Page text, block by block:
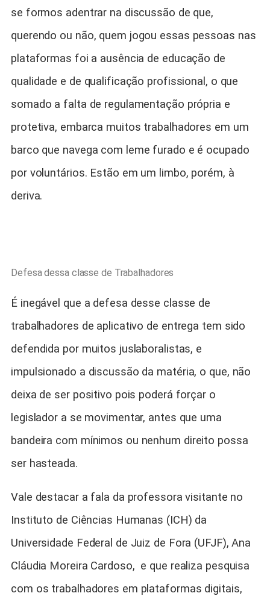
se formos adentrar na discussão de que,
querendo ou não, quem jogou essas pessoas nas
plataformas foi a ausência de educação de
qualidade e de qualificação profissional, o que
somado a falta de regulamentação própria e
protetiva, embarca muitos trabalhadores em um
barco que navega com leme furado e é ocupado
por voluntários. Estão em um limbo, porém, à
deriva.
Defesa dessa classe de Trabalhadores
É inegável que a defesa desse classe de
trabalhadores de aplicativo de entrega tem sido
defendida por muitos juslaboralistas, e
impulsionado a discussão da matéria, o que, não
deixa de ser positivo pois poderá forçar o
legislador a se movimentar, antes que uma
bandeira com mínimos ou nenhum direito possa
ser hasteada.
Vale destacar a fala da professora visitante no
Instituto de Ciências Humanas (ICH) da
Universidade Federal de Juiz de Fora (UFJF), Ana
Cláudia Moreira Cardoso, e que realiza pesquisa
com os trabalhadores em plataformas digitais,